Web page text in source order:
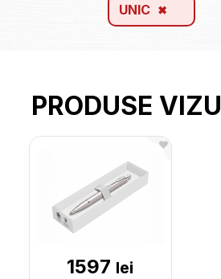
UNIC
PRODUSE
1597 lei